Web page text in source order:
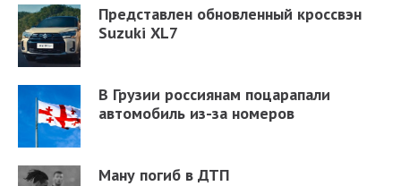
Представлен обновленный кроссвэн
Suzuki XL7
В Грузии россиянам поцарапали
автомобиль из-за номеров
Ману погиб в ДТП